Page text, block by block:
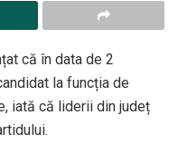
că în data de 2
la funcția de
iată că liderii din județ